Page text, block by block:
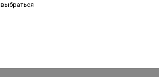
выбраться